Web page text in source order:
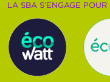
LA SBA S’ENGAGE POUR